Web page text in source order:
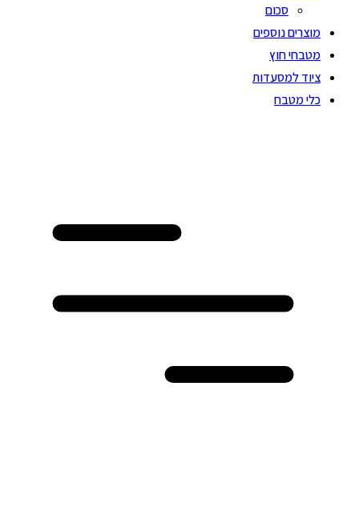
סכום
מוצרים נוספים
מטבחי חוץ
ציוד למסעדות
כלי מטבח